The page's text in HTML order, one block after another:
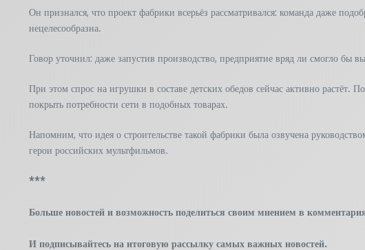
Он признался, что проект фабрики всерьёз рассматривался: команда даже
нецелесообразна.
Говор уточнил: даже запустив производство, предприятие вряд ли смогло бы
При этом спрос на игрушки в составе детских обедов сейчас активно
покрыть потребности сети в подобных товарах.
Напомним, что идея о строительстве такой фабрики была озвучена
герои российских мультфильмов.
***
Больше новостей и возможность поделиться своим мнением в
И подписывайтесь на итоговую рассылку самых важных новостей.